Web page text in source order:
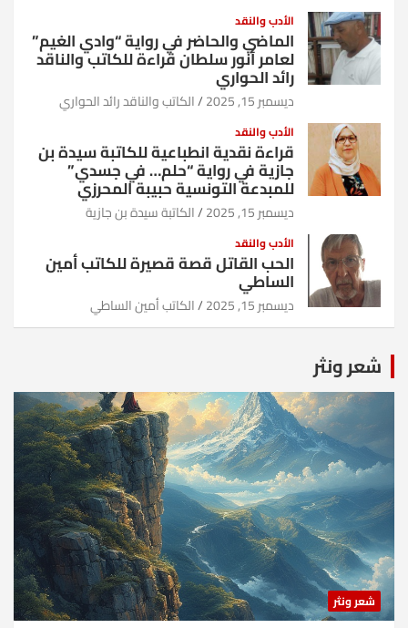
الأدب والنقد
الماضي والحاضر في رواية “وادي الغيم”
لعامر أنور سلطان قراءة للكاتب والناقد
رائد الحواري
ديسمبر 15, 2025 الكاتب والناقد رائد الحواري
الأدب والنقد
قراءة نقدية انطباعية للكاتبة سيدة بن
جازية في رواية “حلم… في جسدي”
للمبدعة التونسية حبيبة المحرزي
ديسمبر 15, 2025 الكاتبة سيدة بن جازية
الأدب والنقد
الحب القاتل قصة قصيرة للكاتب أمين
الساطي
ديسمبر 15, 2025 الكاتب أمين الساطي
شعر ونثر
شعر ونثر